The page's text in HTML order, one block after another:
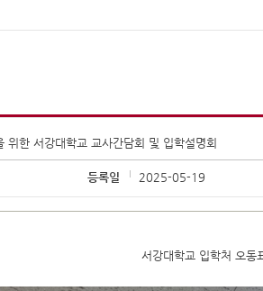
위한 서강대학교 교사간담회 및 입학설명회
등록일 2025-05-19
서강대학교 입학처 오동